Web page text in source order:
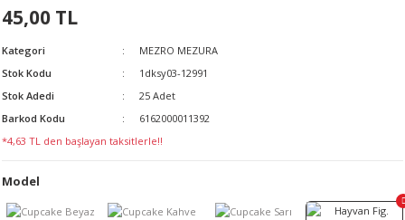
45,00 TL
Kategori
MEZRO MEZURA
Stok Kodu
1dksy03-12991
Stok Adedi
25 Adet
Barkod Kodu
6162000011392
*4,63 TL den başlayan taksitlerle!!
Model